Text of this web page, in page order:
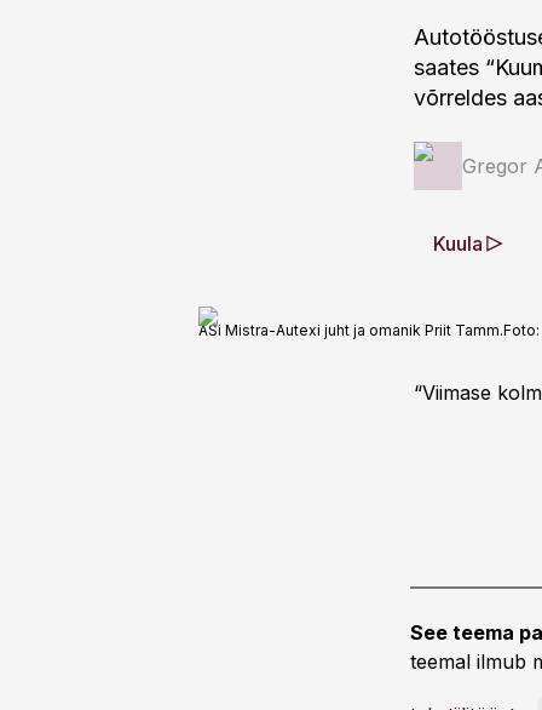
saates
võrreldes
Gregor
Kuula
ASi Mistra-Autexi juht ja omanik Priit Tamm.Foto:
“Viimase
See teema
teemal ilmub